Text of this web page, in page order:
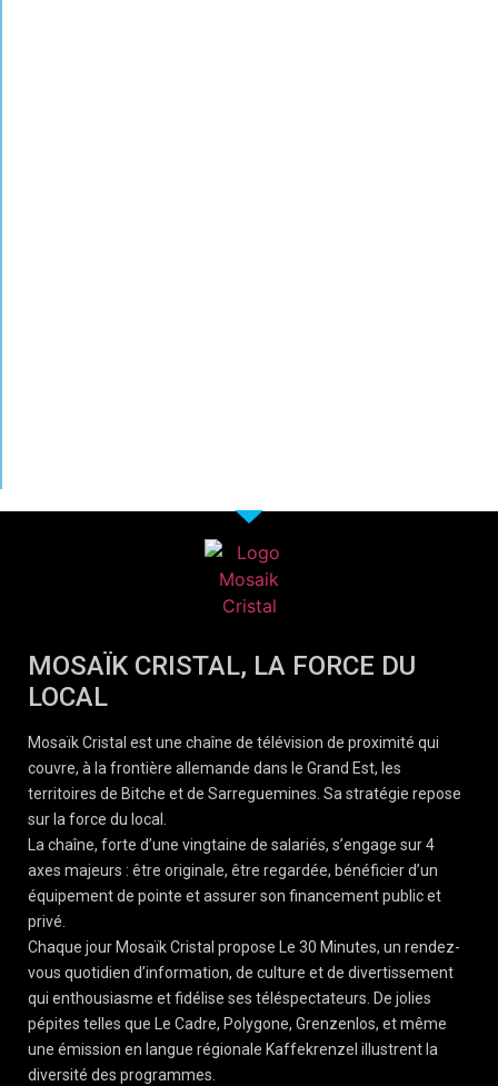
MOSAÏK CRISTAL, LA FORCE DU
LOCAL
Mosaïk Cristal est une chaîne de télévision de proximité qui
couvre, à la frontière allemande dans le Grand Est, les
territoires de Bitche et de Sarreguemines. Sa stratégie repose
sur la force du local.
La chaîne, forte d’une vingtaine de salariés, s’engage sur 4
axes majeurs : être originale, être regardée, bénéficier d’un
équipement de pointe et assurer son financement public et
privé.
Chaque jour Mosaïk Cristal propose Le 30 Minutes, un rendez-
vous quotidien d’information, de culture et de divertissement
qui enthousiasme et fidélise ses téléspectateurs. De jolies
pépites telles que Le Cadre, Polygone, Grenzenlos, et même
une émission en langue régionale Kaffekrenzel illustrent la
diversité des programmes.